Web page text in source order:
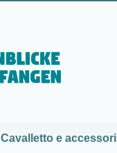
Cavalletto e accessori